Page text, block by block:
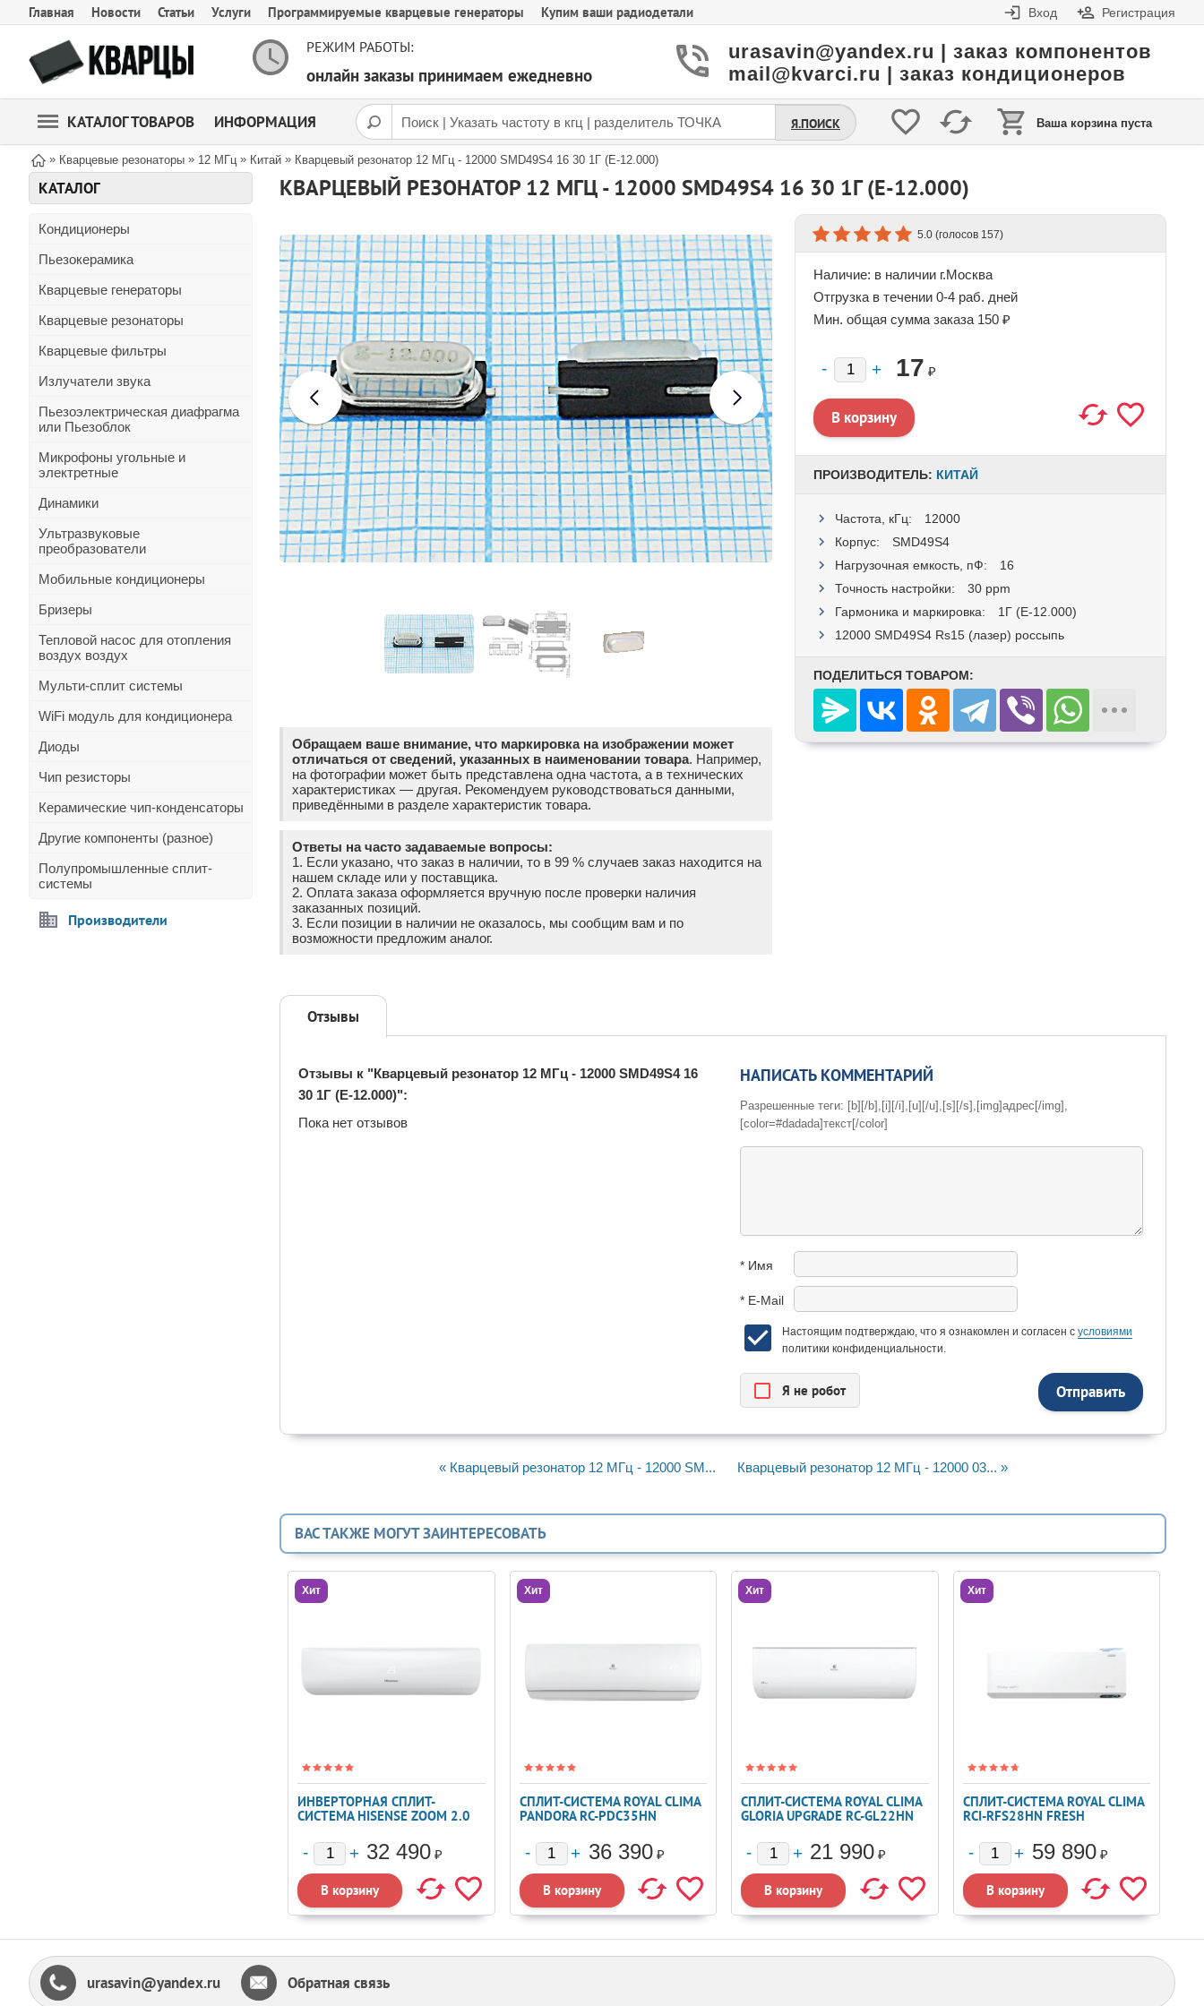
Главная Новости Статьи Услуги Программируемые кварцевые генераторы Купим ваши радиодетали Вход Регистрация
РЕЖИМ РАБОТЫ:
онлайн заказы принимаем ежедневно
urasavin@yandex.ru | заказ компонентов
mail@kvarci.ru | заказ кондиционеров
КАТАЛОГ ТОВАРОВ ИНФОРМАЦИЯ Ваша корзина пуста
Я.ПОИСК
» Кварцевые резонаторы » 12 МГц » Китай » Кварцевый резонатор 12 МГц - 12000 SMD49S4 16 30 1Г (E-12.000)
КАТАЛОГ
Кондиционеры
Пьезокерамика
Кварцевые генераторы
Кварцевые резонаторы
Кварцевые фильтры
Излучатели звука
Пьезоэлектрическая диафрагма
или Пьезоблок
Микрофоны угольные и
электретные
Динамики
Ультразвуковые
преобразователи
Мобильные кондиционеры
Бризеры
Тепловой насос для отопления
воздух воздух
Мульти-сплит системы
WiFi модуль для кондиционера
Диоды
Чип резисторы
Керамические чип-конденсаторы
Другие компоненты (разное)
Полупромышленные сплит-
системы
Производители
КВАРЦЕВЫЙ РЕЗОНАТОР 12 МГЦ - 12000 SMD49S4 16 30 1Г (E-12.000)
Обращаем ваше внимание, что маркировка на изображении может
отличаться от сведений, указанных в наименовании товара. Например,
на фотографии может быть представлена одна частота, а в технических
характеристиках — другая. Рекомендуем руководствоваться данными,
приведёнными в разделе характеристик товара.
Ответы на часто задаваемые вопросы:
1. Если указано, что заказ в наличии, то в 99 % случаев заказ находится на
нашем складе или у поставщика.
2. Оплата заказа оформляется вручную после проверки наличия
заказанных позиций.
3. Если позиции в наличии не оказалось, мы сообщим вам и по
возможности предложим аналог.
5.0 (голосов 157)
Наличие: в наличии г.Москва
Отгрузка в течении 0-4 раб. дней
Мин. общая сумма заказа 150 ₽
17 ₽
ПРОИЗВОДИТЕЛЬ: КИТАЙ
Частота, кГц:
12000
Корпус:
SMD49S4
Нагрузочная емкость, пФ:
16
Точность настройки:
30 ppm
Гармоника и маркировка:
1Г (E-12.000)
12000 SMD49S4 Rs15 (лазер) россыпь
ПОДЕЛИТЬСЯ ТОВАРОМ:
Отзывы
Отзывы к "Кварцевый резонатор 12 МГц - 12000 SMD49S4 16
30 1Г (E-12.000)":
Пока нет отзывов
НАПИСАТЬ КОММЕНТАРИЙ
Разрешенные теги: [b][/b],[i][/i],[u][/u],[s][/s],[img]адрес[/img],
[color=#dadada]текст[/color]
* Имя
* E-Mail
Настоящим подтверждаю, что я ознакомлен и согласен с условиями
политики конфиденциальности.
Я нe рoбoт
« Кварцевый резонатор 12 МГц - 12000 SM... Кварцевый резонатор 12 МГц - 12000 03... »
ВАС ТАКЖЕ МОГУТ ЗАИНТЕРЕСОВАТЬ
Хит
ИНВЕРТОРНАЯ СПЛИТ-
СИСТЕМА HISENSE ZOOM 2.0
09UW4RYRKB0632 490 ₽
Хит
СПЛИТ-СИСТЕМА ROYAL CLIMA
PANDORA RC-PDC35HN
36 390 ₽
Хит
СПЛИТ-СИСТЕМА ROYAL CLIMA
GLORIA UPGRADE RC-GL22HN
21 990 ₽
Хит
СПЛИТ-СИСТЕМА ROYAL CLIMA
RCI-RFS28HN FRESH
59 890 ₽
urasavin@yandex.ru Обратная связь